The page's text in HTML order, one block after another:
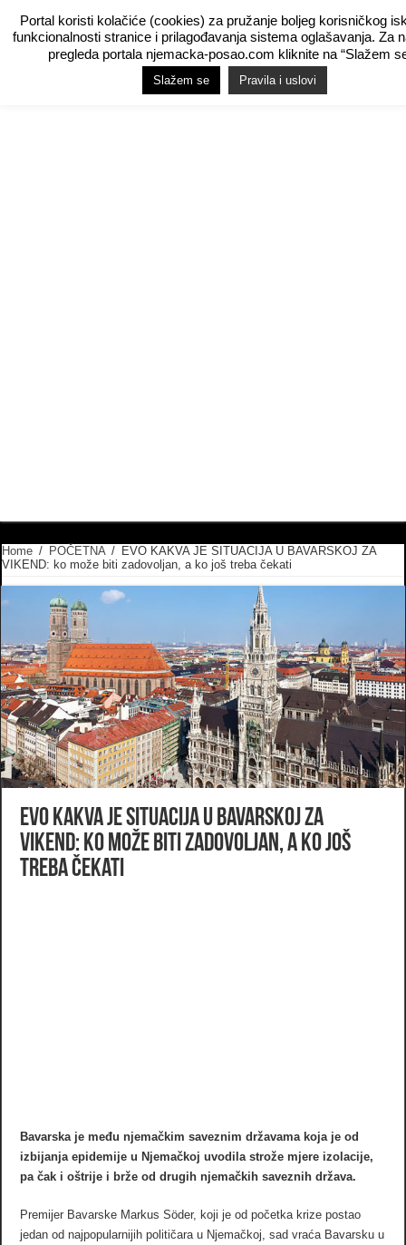
Home / POČETNA / EVO KAKVA JE SITUACIJA U BAVARSKOJ ZA
VIKEND: ko može biti zadovoljan, a ko još treba čekati
EVO KAKVA JE SITUACIJA U BAVARSKOJ ZA
VIKEND: ko može biti zadovoljan, a ko još
treba čekati
Bavarska je među njemačkim saveznim državama koja je od
izbijanja epidemije u Njemačkoj uvodila strože mjere izolacije,
pa čak i oštrije i brže od drugih njemačkih saveznih država.
Premijer Bavarske Markus Söder, koji je od početka krize postao
jedan od najpopularnijih političara u Njemačkoj, sad vraća Bavarsku u
Portal koristi kolačiće (cookies) za pružanje boljeg korisničkog
funkcionalnosti stranice i prilagođavanja sistema oglašavanja. Za
pregleda portala njemacka-posao.com kliknite na “Slažem
Slažem se Pravila i uslovi